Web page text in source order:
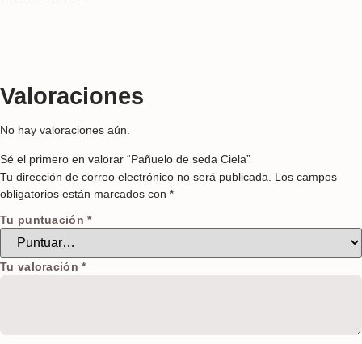
Valoraciones
No hay valoraciones aún.
Sé el primero en valorar “Pañuelo de seda Ciela”
Tu dirección de correo electrónico no será publicada.
Los campos
obligatorios están marcados con *
Tu puntuación*
Tu valoración*